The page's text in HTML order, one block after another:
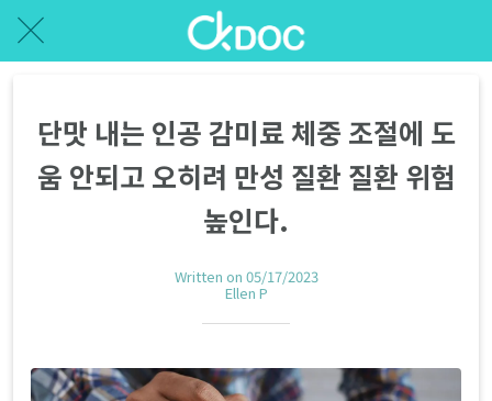
단맛 내는 인공 감미료 체중 조절에 도
움 안되고 오히려 만성 질환 질환 위험
높인다.
Written on 05/17/2023
Ellen P